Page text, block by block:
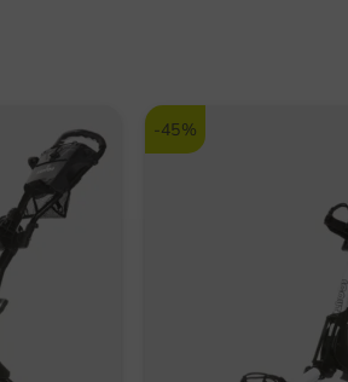
Golf House Team
-45%